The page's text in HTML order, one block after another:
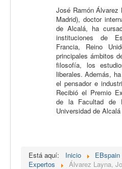
Observatorio EBJosé Ramón Álvarez
Madrid), doctor
de Alcalá, ha
instituciones de
Francia, Reino
principales ámbitos
filosofía, los
liberales. Además,
el pensador e
Recibió el Premio
de la Facultad de
Universidad de
Está aquí: Inicio EBspain
Expertos
Álvarez Layna,